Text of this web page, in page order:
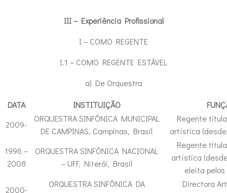
III – Experiência Profissional
I – COMO REGENTE
I.1 – COMO REGENTE ESTÁVEL
a) De Orquestra
DATA INSTITUIÇÃO
2009-
ORQUESTRA SINFÔNICA MUNICIPAL
DE CAMPINAS, Campinas, Brasil
Regente
artística
1996 –
2008
ORQUESTRA SINFÔNICA NACIONAL
– UFF, Niterói, Brasil
Regente
artística
eleita pelos
2000-
ORQUESTRA SINFÔNICA DA
Directora